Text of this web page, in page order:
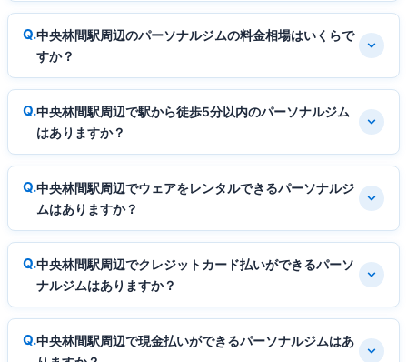
中央林間駅周辺のパーソナルジムの料金相場はいくらで
すか？
中央林間駅周辺で駅から徒歩5分以内のパーソナルジム
はありますか？
中央林間駅周辺でウェアをレンタルできるパーソナルジ
ムはありますか？
中央林間駅周辺でクレジットカード払いができるパーソ
ナルジムはありますか？
中央林間駅周辺で現金払いができるパーソナルジムはあ